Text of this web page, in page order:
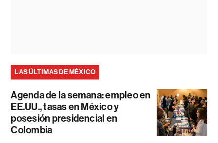
LAS ÚLTIMAS DE MÉXICO
Agenda de la semana: empleo en
EE.UU., tasas en México y
posesión presidencial en
Colombia